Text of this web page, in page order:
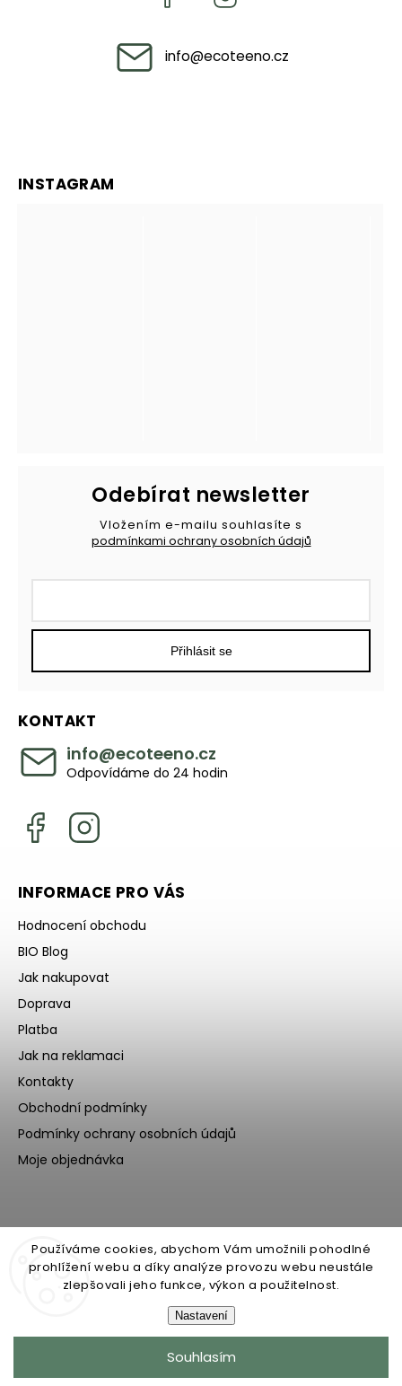
Používáme cookies, abychom Vám umožnili pohodlné
prohlížení webu a díky analýze provozu webu neustále
zlepšovali jeho funkce, výkon a použitelnost.
Nastavení
Souhlasím
info@ecoteeno.cz
INSTAGRAM
KONTAKT
info@ecoteeno.cz
Odpovídáme do 24 hodin
Odebírat newsletter
Vložením e-mailu souhlasíte s
podmínkami ochrany osobních údajů
Přihlásit se
INFORMACE PRO VÁS
Hodnocení obchodu
BIO Blog
Jak nakupovat
Doprava
Platba
Jak na reklamaci
Kontakty
Obchodní podmínky
Podmínky ochrany osobních údajů
Moje objednávka
Ecoteeno. Všechna práva vyhrazena.